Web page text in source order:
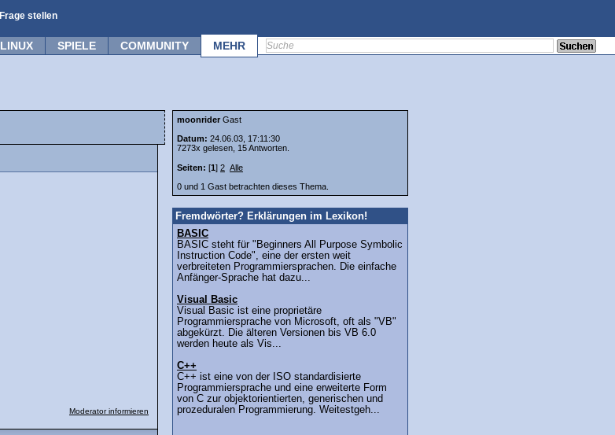
Frage stellen
LINUX SPIELE COMMUNITY MEHR
Moderator informieren
moonrider Gast
Datum: 24.06.03, 17:11:30
7273x gelesen, 15 Antworten.
Seiten: [1] 2 Alle
0 und 1 Gast betrachten dieses Thema.
Fremdwörter? Erklärungen im Lexikon!
BASIC
BASIC steht für "Beginners All Purpose Symbolic
Instruction Code", eine der ersten weit
verbreiteten Programmiersprachen. Die einfache
Anfänger-Sprache hat dazu...
Visual Basic
Visual Basic ist eine proprietäre
Programmiersprache von Microsoft, oft als "VB"
abgekürzt. Die älteren Versionen bis VB 6.0
werden heute als Vis...
C++
C++ ist eine von der ISO standardisierte
Programmiersprache und eine erweiterte Form
von C zur objektorientierten, generischen und
prozeduralen Programmierung. Weitestgeh...